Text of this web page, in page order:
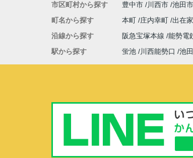
市区町村から探す 豊中市 川西市 池田市
町名から探す
本町 庄内幸町 出在
沿線から探す
阪急宝塚本線 能勢電
駅から探す
蛍池 川西能勢口 池田